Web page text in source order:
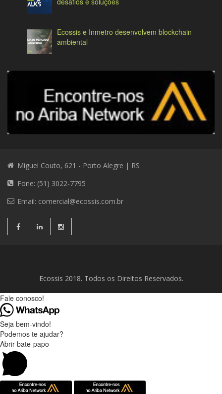
Ecossis e Inmetro desenvolvem blockchain
ambiental
Miguel Couto, 621 - Porto Alegre | RS
Fone: (51) 3022-7795
Email: comercial@ecossis.com.br
Ecossis 2018. Todos os Direitos Reservados.
Fale conosco!
Seja bem-vindo!
Podemos te ajudar?
Abrir bate-papo